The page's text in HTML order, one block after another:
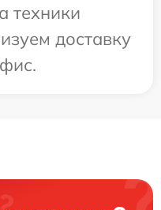
техники
доставку